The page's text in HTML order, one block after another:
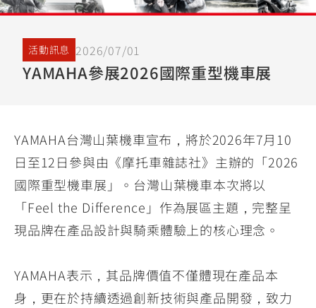
YZF-R7
YZF-R15
150
550+
MT-
550+
MT-
MT-
03
MT-
15
150
150
XMAX
AUGUR
150
X
125
2.0
150
RS NEO
Vinoora PW50
活動訊息 2026/07/01
YAMAHA參展2026國際重型機車展
YAMAHA台灣山葉機車宣布，將於2026年7月10
日至12日參與由《摩托車雜誌社》主辦的「2026
國際重型機車展」。台灣山葉機車本次將以
「Feel the Difference」作為展區主題，完整呈
現品牌在產品設計與騎乘體驗上的核心理念。
YAMAHA表示，其品牌價值不僅體現在產品本
身，更在於持續透過創新技術與產品開發，致力